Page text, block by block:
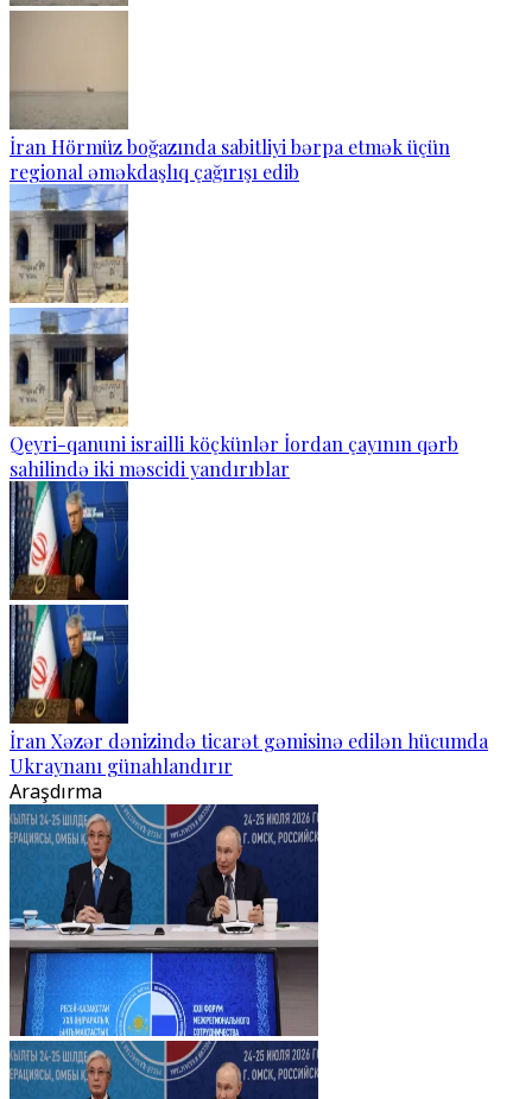
İran Hörmüz boğazında sabitliyi bərpa etmək üçün
regional əməkdaşlıq çağırışı edib
Qeyri-qanuni israilli köçkünlər İordan çayının qərb
sahilində iki məscidi yandırıblar
İran Xəzər dənizində ticarət gəmisinə edilən hücumda
Ukraynanı günahlandırır
Araşdırma